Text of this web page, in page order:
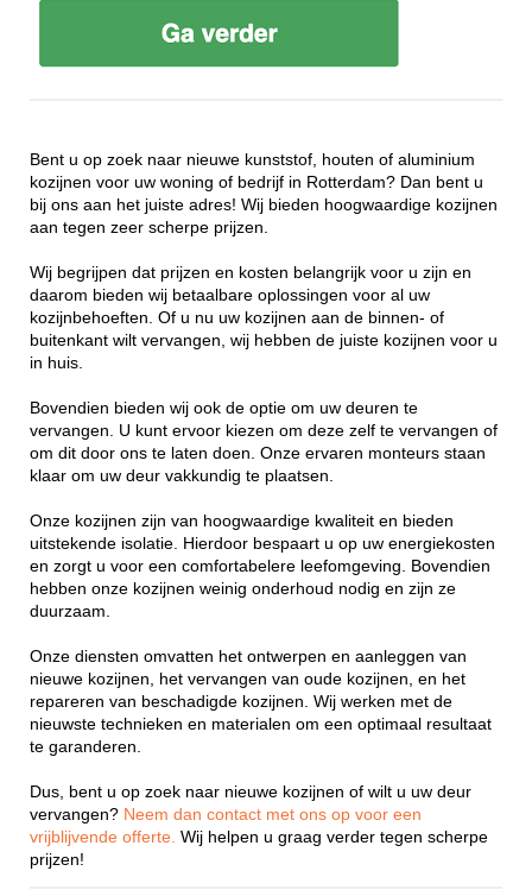
Bent u op zoek naar nieuwe kunststof, houten of aluminium
kozijnen voor uw woning of bedrijf in Rotterdam? Dan bent u
bij ons aan het juiste adres! Wij bieden hoogwaardige kozijnen
aan tegen zeer scherpe prijzen.
Wij begrijpen dat prijzen en kosten belangrijk voor u zijn en
daarom bieden wij betaalbare oplossingen voor al uw
kozijnbehoeften. Of u nu uw kozijnen aan de binnen- of
buitenkant wilt vervangen, wij hebben de juiste kozijnen voor u
in huis.
Bovendien bieden wij ook de optie om uw deuren te
vervangen. U kunt ervoor kiezen om deze zelf te vervangen of
om dit door ons te laten doen. Onze ervaren monteurs staan
klaar om uw deur vakkundig te plaatsen.
Onze kozijnen zijn van hoogwaardige kwaliteit en bieden
uitstekende isolatie. Hierdoor bespaart u op uw energiekosten
en zorgt u voor een comfortabelere leefomgeving. Bovendien
hebben onze kozijnen weinig onderhoud nodig en zijn ze
duurzaam.
Onze diensten omvatten het ontwerpen en aanleggen van
nieuwe kozijnen, het vervangen van oude kozijnen, en het
repareren van beschadigde kozijnen. Wij werken met de
nieuwste technieken en materialen om een optimaal resultaat
te garanderen.
Dus, bent u op zoek naar nieuwe kozijnen of wilt u uw deur
vervangen? Neem dan contact met ons op voor een
vrijblijvende offerte. Wij helpen u graag verder tegen scherpe
prijzen!